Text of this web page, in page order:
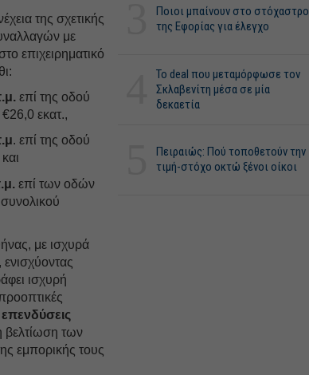
της σχετικής
με
επιχειρηματικό
επί της οδού
εκατ.,
. επί της οδού
επί των οδών
με ισχυρά
ισχυρή
βελτίωση των
εμπορικής τους
Ποιοι μπαίνουν στο στόχαστρο
της Εφορίας για έλεγχο
Το deal που μεταμόρφωσε τον
Σκλαβενίτη μέσα σε μία
δεκαετία
Πειραιώς: Πού τοποθετούν την
τιμή-στόχο οκτώ ξένοι οίκοι